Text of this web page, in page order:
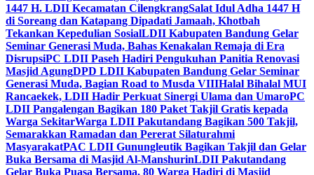
1447 H. LDII Kecamatan CilengkrangSalat Idul Adha 1447 H
di Soreang dan Katapang Dipadati Jamaah, Khotbah
Tekankan Kepedulian SosialLDII Kabupaten Bandung Gelar
Seminar Generasi Muda, Bahas Kenakalan Remaja di Era
DisrupsiPC LDII Paseh Hadiri Pengukuhan Panitia Renovasi
Masjid AgungDPD LDII Kabupaten Bandung Gelar Seminar
Generasi Muda, Bagian Road to Musda VIIIHalal Bihalal MUI
Rancaekek, LDII Hadir Perkuat Sinergi Ulama dan UmaroPC
LDII Pangalengan Bagikan 180 Paket Takjil Gratis kepada
Warga SekitarWarga LDII Pakutandang Bagikan 500 Takjil,
Semarakkan Ramadan dan Pererat Silaturahmi
MasyarakatPAC LDII Gunungleutik Bagikan Takjil dan Gelar
Buka Bersama di Masjid Al-ManshurinLDII Pakutandang
Gelar Buka Puasa Bersama, 80 Warga Hadiri di Masjid